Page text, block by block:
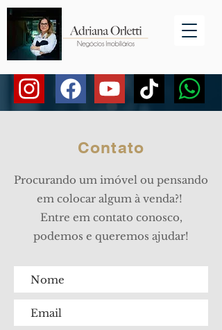
Contato
Procurando um imóvel ou pensando
em colocar algum à venda?!
Entre em contato conosco,
podemos e queremos ajudar!